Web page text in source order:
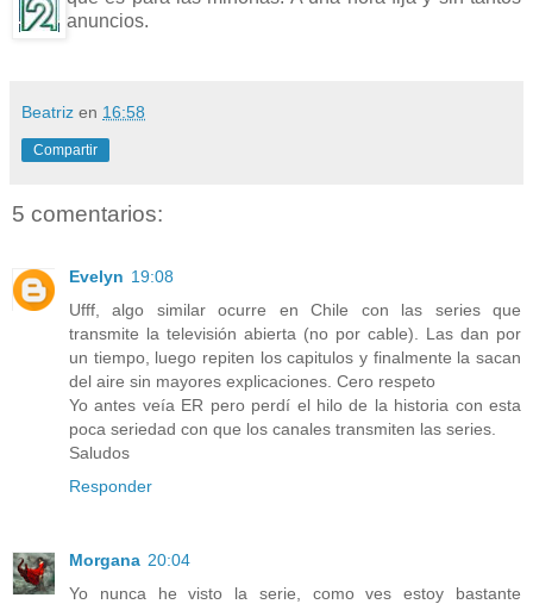
anuncios.
Beatriz en 16:58
Compartir
5 comentarios:
Evelyn 19:08
Ufff, algo similar ocurre en Chile con las series que
transmite la televisión abierta (no por cable). Las dan por
un tiempo, luego repiten los capitulos y finalmente la sacan
del aire sin mayores explicaciones. Cero respeto
Yo antes veía ER pero perdí el hilo de la historia con esta
poca seriedad con que los canales transmiten las series.
Saludos
Responder
Morgana 20:04
Yo nunca he visto la serie, como ves estoy bastante